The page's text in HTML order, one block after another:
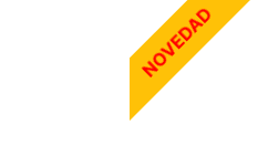
NOVEDAD